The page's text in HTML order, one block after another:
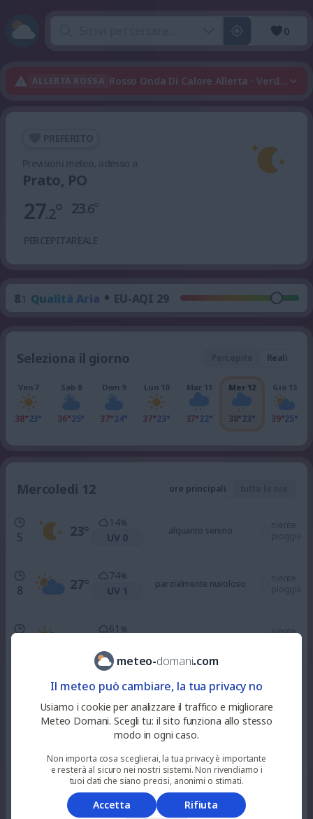
0
ALLERTA ROSSA Rosso Onda Di Calore Allerta · Verde
Prato, PO
27.2°
PERCEPITA
23.6°
REALE
8.1 Qualità Aria • EU-AQI 29
Seleziona il giorno Reali
Ven 7
38°23°
Sab 8
36°25°
Dom 9
37°24°
Lun 10
37°23°
Mar 11
37°22°
Mer 12
38°23°
Gio 13
39°25°
Mercoledì 12 ore principali
5 23°
14%
UV 0
alquanto sereno
niente
pioggia
8 27°
74%
UV 1
parzialmente nuvoloso
niente
pioggia
32°
61 %
parzialmente nuvoloso
niente
36°
58 %
parzialmente nuvoloso
75%
33°
100
UV 3
nuvoloso
meteo-domani.com
Il meteo può cambiare, la tua privacy no
Usiamo i cookie per analizzare il traffico e migliorare
Meteo Domani. Scegli tu: il sito funziona allo stesso
modo in ogni caso.
Non importa cosa sceglierai, la tua privacy è importante
e resterà al sicuro nei nostri sistemi. Non rivendiamo i
tuoi dati che siano precisi, anonimi o stimati.
Accetta
Rifiuta